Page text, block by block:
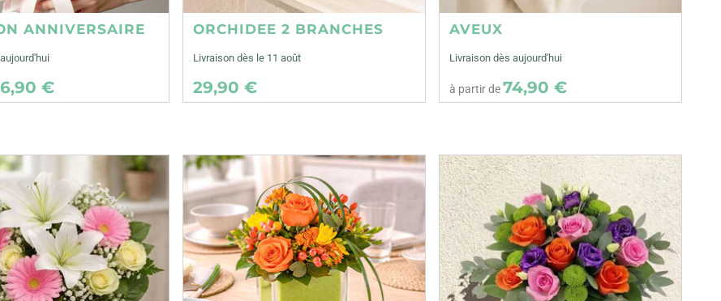
ANNIVERSAIRE
€
ORCHIDEE 2 BRANCHES
Livraison dès le 11 août
29,90 €
AVEUX
Livraison dès aujourd'hui
à partir de74,90 €